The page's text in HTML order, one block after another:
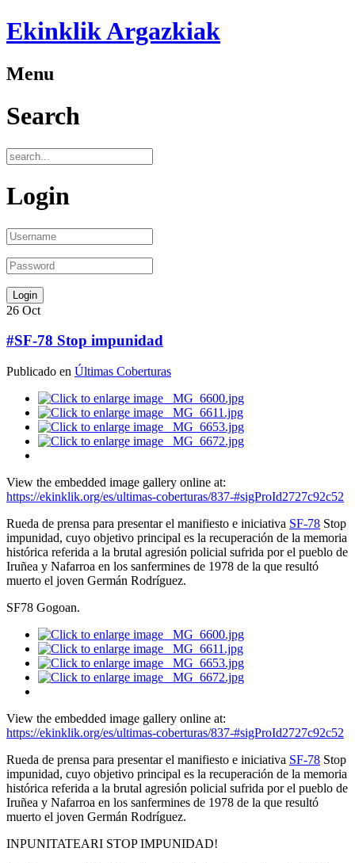
Ekinklik Argazkiak
Menu
Search
Login
26 Oct
#SF-78 Stop impunidad
Publicado en Últimas Coberturas
View the embedded image gallery online at:
https://ekinklik.org/es/ultimas-coberturas/837-#sigProId2727c92c52
Rueda de prensa para presentar el manifiesto e iniciativa SF-78 Stop
impunidad, cuyo objetivo principal es la recuperación de la memoria
histórica referida a la brutal agresión policial sufrida por el pueblo de
Iruñea y Nafarroa en los sanfermines de 1978 de la que resultó
muerto el joven Germán Rodríguez.
SF78 Gogoan.
View the embedded image gallery online at:
https://ekinklik.org/es/ultimas-coberturas/837-#sigProId2727c92c52
Rueda de prensa para presentar el manifiesto e iniciativa SF-78 Stop
impunidad, cuyo objetivo principal es la recuperación de la memoria
histórica referida a la brutal agresión policial sufrida por el pueblo de
Iruñea y Nafarroa en los sanfermines de 1978 de la que resultó
muerto el joven Germán Rodríguez.
INPUNITATEARI STOP IMPUNIDAD!